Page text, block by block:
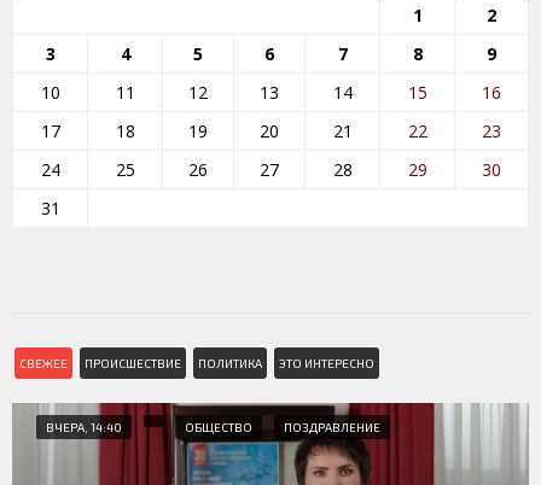
1
2
3
4 5 6 7 8
9
10
11 12 13 14 15
16
17
18 19 20 21 22
23
24
25 26 27 28 29
30
31
СВЕЖЕЕ ПРОИСШЕСТВИЕ ПОЛИТИКА ЭТО ИНТЕРЕСНО
ВЧЕРА, 14:40 ОБЩЕСТВО ПОЗДРАВЛЕНИЕ